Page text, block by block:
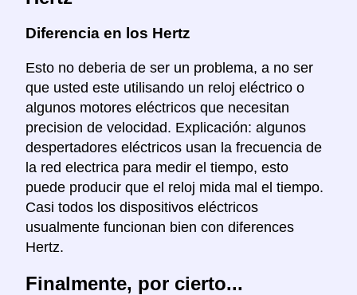
Diferencia en los Hertz
Esto no deberia de ser un problema, a no ser
que usted este utilisando un reloj eléctrico o
algunos motores eléctricos que necesitan
precision de velocidad. Explicación: algunos
despertadores eléctricos usan la frecuencia de
la red electrica para medir el tiempo, esto
puede producir que el reloj mida mal el tiempo.
Casi todos los dispositivos eléctricos
usualmente funcionan bien con diferences
Hertz.
Finalmente, por cierto...